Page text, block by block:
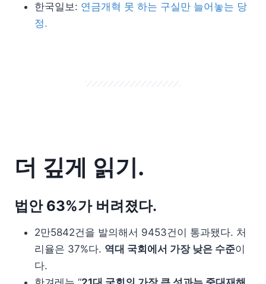
한국일보: 연금개혁 못 하는 구실만 늘어놓는 당
정.
더 깊게 읽기.
법안 63%가 버려졌다.
2만5842건을 발의해서 9453건이 통과됐다. 처
리율은 37%다. 역대 국회에서 가장 낮은 수준이
다.